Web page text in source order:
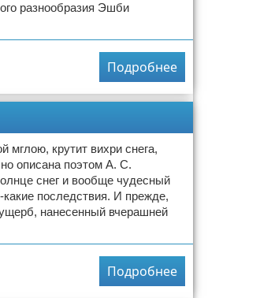
разнообразия Эшби
Подробнее
мглою, крутит вихри снега,
описана поэтом А. С.
снег и вообще чудесный
последствия. И прежде,
нанесенный вчерашней
Подробнее